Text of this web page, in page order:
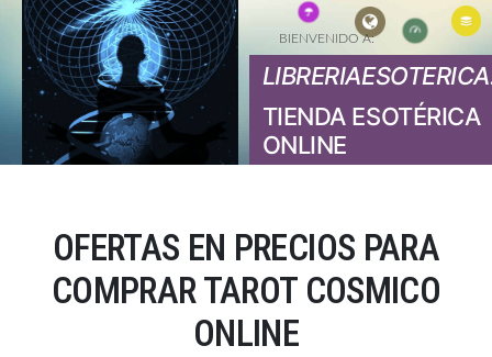
TIENDA ESOTÉRICA
ONLINE
BIENVENIDO A:
OFERTAS EN PRECIOS PARA
COMPRAR TAROT COSMICO
ONLINE